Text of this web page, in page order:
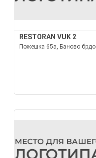
RESTORAN VUK 2
Пожешка 65а, Баново брдо